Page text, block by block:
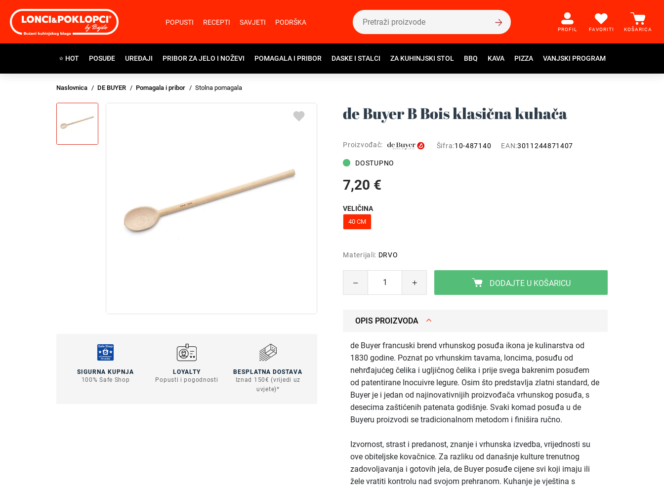
POPUSTI RECEPTI SAVJETI PODRŠKA
PROFIL FAVORITI KOŠARICA
⭐ HOT POSUĐE UREĐAJI PRIBOR ZA JELO I NOŽEVI POMAGALA I PRIBOR DASKE I STALCI ZA KUHINJSKI STOL BBQ KAVA PIZZA VANJSKI PROGRAM
Naslovnica DE BUYER Pomagala i pribor Stolna pomagala
SIGURNA KUPNJA
100% Safe Shop
LOYALTY
Popusti i pogodnosti
BESPLATNA DOSTAVA
Iznad 150€ (vrijedi uz
uvjete)*
de Buyer B Bois klasična kuhača
Proizvođač: Šifra:10-487140 EAN:3011244871407
DOSTUPNO
7,20 €
VELIČINA
40 CM
Materijali: DRVO
DODAJTE U KOŠARICU
OPIS PROIZVODA
de Buyer francuski brend vrhunskog posuđa ikona je kulinarstva od
1830 godine. Poznat po vrhunskim tavama, loncima, posuđu od
nehrđajućeg čelika i ugljičnog čelika i prije svega bakrenim posuđem
od patentirane Inocuivre legure. Osim što predstavlja zlatni standard, de
Buyer je i jedan od najinovativnijih proizvođača vrhunskog posuđa, s
desecima zaštićenih patenata godišnje. Svaki komad posuđa u de
Buyeru proizvodi se tradicionalnom metodom i finišira ručno.
Izvornost, strast i predanost, znanje i vrhunska izvedba, vrijednosti su
ove obiteljske kovačnice. Za razliku od današnje kulture trenutnog
zadovoljavanja i gotovih jela, de Buyer posuđe cijene svi koji imaju ili
žele vratiti kontrolu nad svojom prehranom. Kuhanje je vještina s